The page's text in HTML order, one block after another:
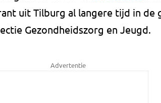
uit Tilburg al langere tijd in de
Gezondheidszorg en Jeugd.
Advertentie